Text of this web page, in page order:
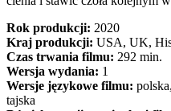
Rok produkcji: 2020
Kraj produkcji: USA, UK,
Czas trwania filmu: 292 min.
Wersja wydania: 1
Wersje językowe filmu:
tajska